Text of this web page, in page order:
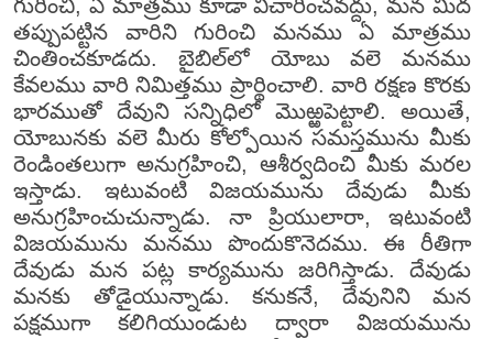
గురించి, ఏ మాత్రము కూడా విచారించవద్దు, మన మీద
తప్పుపట్టిన వారిని గురించి మనము ఏ మాత్రము
చింతించకూడదు. బైబిల్‌లో యోబు వలె మనము
కేవలము వారి నిమిత్తము ప్రార్థించాలి. వారి రక్షణ కొరకు
భారముతో దేవుని సన్నిధిలో మొఱ్ఱపెట్టాలి. అయితే,
యోబునకు వలె మీరు కోల్పోయిన సమస్తమును మీకు
రెండింతలుగా అనుగ్రహించి, ఆశీర్వదించి మీకు మరల
ఇస్తాడు. ఇటువంటి విజయమును దేవుడు మీకు
అనుగ్రహించుచున్నాడు. నా ప్రియులారా, ఇటువంటి
విజయమును మనము పొందుకొనెదము. ఈ రీతిగా
దేవుడు మన పట్ల కార్యమును జరిగిస్తాడు. దేవుడు
మనకు తోడైయున్నాడు. కనుకనే, దేవునిని మన
పక్షముగా కలిగియుండుట ద్వారా విజయమును